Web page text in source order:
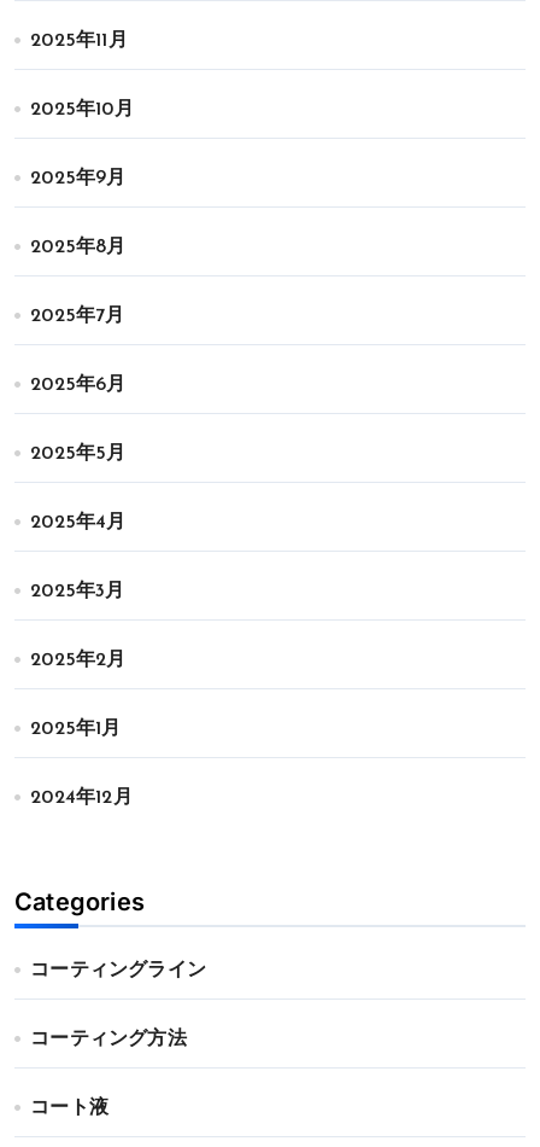
2025年11月
2025年10月
2025年9月
2025年8月
2025年7月
2025年6月
2025年5月
2025年4月
2025年3月
2025年2月
2025年1月
2024年12月
Categories
コーティングライン
コーティング方法
コート液